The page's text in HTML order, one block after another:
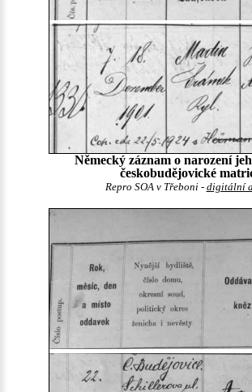
Německý záznam o narození
českobudějovické
Repro SOA v Třeboni - digitální